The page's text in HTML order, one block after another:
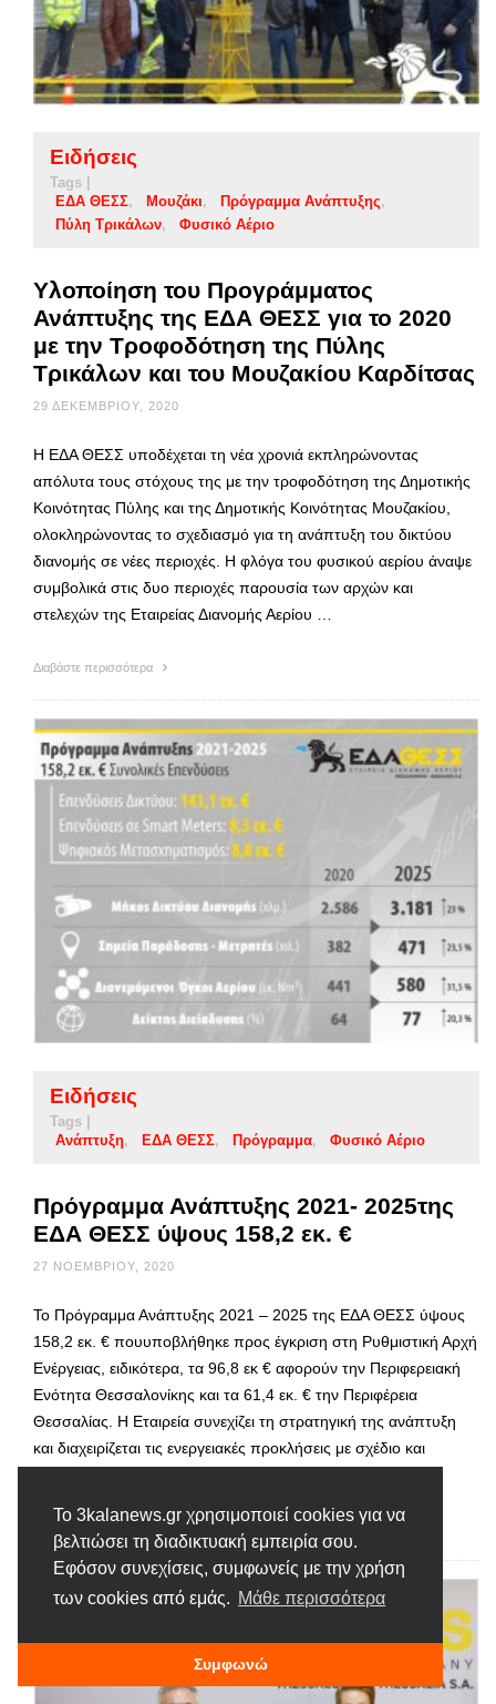
Το 3kalanews.gr χρησιμοποιεί cookies για να
βελτιώσει τη διαδικτυακή εμπειρία σου.
Εφόσον συνεχίσεις, συμφωνείς με την χρήση
των cookies από εμάς. Μάθε περισσότερα
Συμφωνώ
Ειδήσεις
Tags |
ΕΔΑ ΘΕΣΣ
Μουζάκι
Πρόγραμμα Ανάπτυξης
Πύλη Τρικάλων
Φυσικό Αέριο
Υλοποίηση του Προγράμματος
Ανάπτυξης της ΕΔΑ ΘΕΣΣ για το 2020
με την Τροφοδότηση της Πύλης
Τρικάλων και του Μουζακίου Καρδίτσας
29 ΔΕΚΕΜΒΡΊΟΥ, 2020
Η ΕΔΑ ΘΕΣΣ υποδέχεται τη νέα χρονιά εκπληρώνοντας
απόλυτα τους στόχους της με την τροφοδότηση της Δημοτικής
Κοινότητας Πύλης και της Δημοτικής Κοινότητας Μουζακίου,
ολοκληρώνοντας το σχεδιασμό για τη ανάπτυξη του δικτύου
διανομής σε νέες περιοχές. Η φλόγα του φυσικού αερίου άναψε
συμβολικά στις δυο περιοχές παρουσία των αρχών και
στελεχών της Εταιρείας Διανομής Αερίου …
Διαβάστε περισσότερα
Ειδήσεις
Tags |
Ανάπτυξη
ΕΔΑ ΘΕΣΣ Πρόγραμμα Φυσικό Αέριο
Πρόγραμμα Ανάπτυξης 2021- 2025της
ΕΔΑ ΘΕΣΣ ύψους 158,2 εκ. €
27 ΝΟΕΜΒΡΊΟΥ, 2020
Το Πρόγραμμα Ανάπτυξης 2021 – 2025 της ΕΔΑ ΘΕΣΣ ύψους
158,2 εκ. € πουυποβλήθηκε προς έγκριση στη Ρυθμιστική Αρχή
Ενέργειας, ειδικότερα, τα 96,8 εκ € αφορούν την Περιφερειακή
Ενότητα Θεσσαλονίκης και τα 61,4 εκ. € την Περιφέρεια
Θεσσαλίας. Η Εταιρεία συνεχίζει τη στρατηγική της ανάπτυξη
και διαχειρίζεται τις ενεργειακές προκλήσεις με σχέδιο και